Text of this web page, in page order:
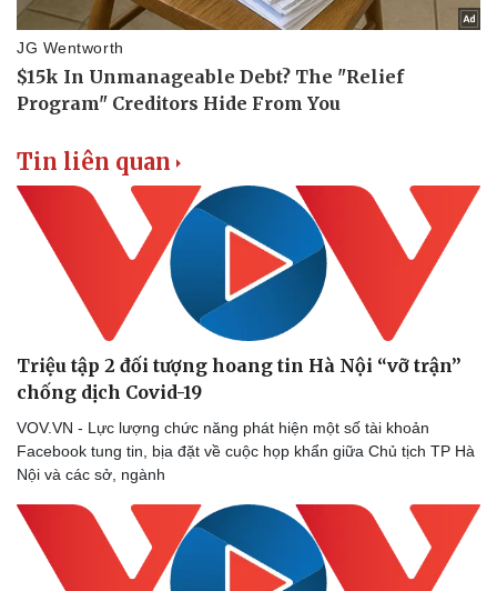
Di sản
Tin liên quan
Triệu tập 2 đối tượng hoang tin Hà Nội “vỡ trận”
chống dịch Covid-19
VOV.VN - Lực lượng chức năng phát hiện một số tài khoản
Facebook tung tin, bịa đặt về cuộc họp khẩn giữa Chủ tịch TP Hà
Nội và các sở, ngành